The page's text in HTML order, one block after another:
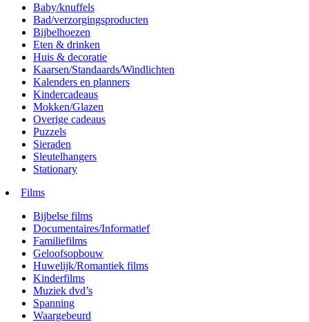
Baby/knuffels
Bad/verzorgingsproducten
Bijbelhoezen
Eten & drinken
Huis & decoratie
Kaarsen/Standaards/Windlichten
Kalenders en planners
Kindercadeaus
Mokken/Glazen
Overige cadeaus
Puzzels
Sieraden
Sleutelhangers
Stationary
Films
Bijbelse films
Documentaires/Informatief
Familiefilms
Geloofsopbouw
Huwelijk/Romantiek films
Kinderfilms
Muziek dvd’s
Spanning
Waargebeurd